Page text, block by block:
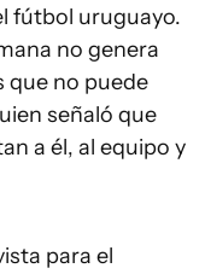
fútbol uruguayo.
no genera
que no puede
señaló que
a él, al equipo y
para el